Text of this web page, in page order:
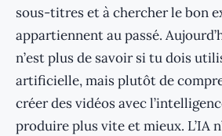
sous-titres et à chercher le bon
appartiennent au passé.
n’est plus de savoir si tu dois
artificielle, mais plutôt de
créer des vidéos avec
produire plus vite et mieux. L’IA